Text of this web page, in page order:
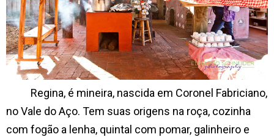
Regina, é mineira, nascida em Coronel Fabriciano,
no Vale do Aço. Tem suas origens na roça, cozinha
com fogão a lenha, quintal com pomar, galinheiro e